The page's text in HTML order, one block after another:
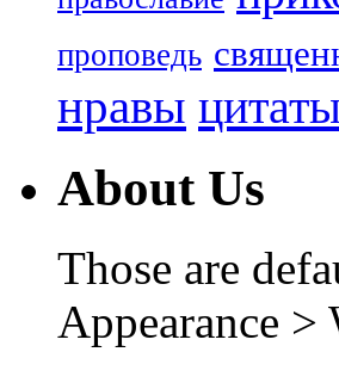
проповедь
нравы цитаты
About Us
Those are
Appearance